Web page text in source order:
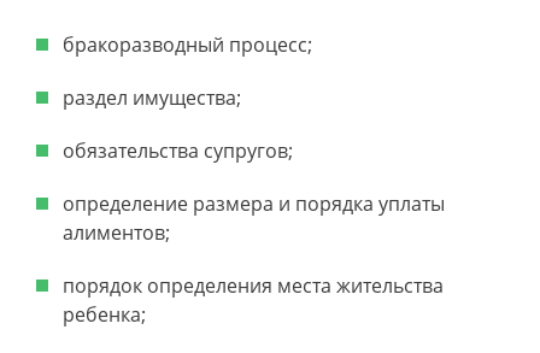
бракоразводный процесс;
раздел имущества;
обязательства супругов;
определение размера и порядка уплаты
алиментов;
порядок определения места жительства
ребенка;